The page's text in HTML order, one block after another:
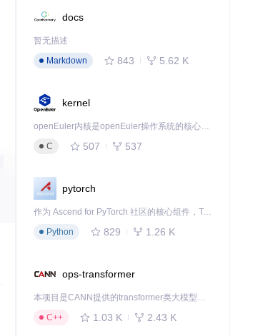
docs
暂无描述
Markdown
843 5.62 K
kernel
openEuler内核是openEuler操作系统的核心，既是系统性能与稳定性的基石，也是连接处理器、设备与服务的桥梁。
C
507 537
pytorch
作为 Ascend for PyTorch 社区的核心组件，TorchNPU 是昇腾专为 PyTorch 打造的深度学习适配插件，使 PyTorch 框架能够直接调用昇腾 NPU，为开发者提供昇腾 AI 处理器的超强算力。
Python
829 1.26 K
ops-transformer
本项目是CANN提供的transformer类大模型算子库，实现网络在NPU上加速计算。
C++
1.03 K 2.43 K